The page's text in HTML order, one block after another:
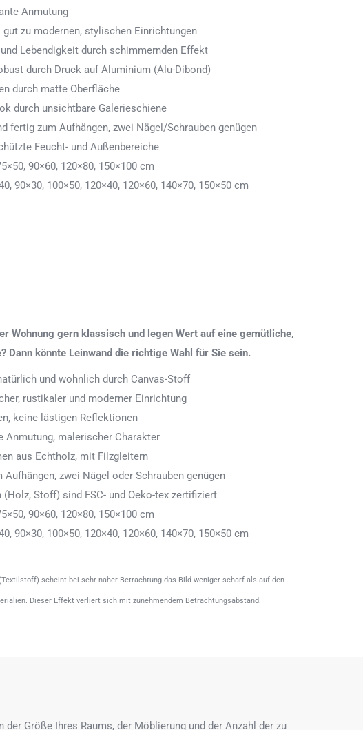
Anmutung
zu modernen, stylischen Einrichtungen
Lebendigkeit durch schimmernden Effekt
durch Druck auf Aluminium (Alu-Dibond)
durch matte Oberfläche
durch unsichtbare Galerieschiene
fertig zum Aufhängen, zwei Nägel/Schrauben genügen
Feucht- und Außenbereiche
90×60, 120×80, 150×100 cm
90×30, 100×50, 120×40, 120×60, 140×70, 150×50 cm
Wohnung gern klassisch und legen Wert auf eine gemütliche,
Dann könnte Leinwand die richtige Wahl für Sie sein.
und wohnlich durch Canvas-Stoff
rustikaler und moderner Einrichtung
keine lästigen Reflektionen
Anmutung, malerischer Charakter
aus Echtholz, mit Filzgleitern
Aufhängen, zwei Nägel oder Schrauben genügen
Stoff) sind FSC- und Oeko-tex zertifiziert
90×60, 120×80, 150×100 cm
90×30, 100×50, 120×40, 120×60, 140×70, 150×50 cm
scheint bei sehr naher Betrachtung das Bild weniger scharf als auf den
Dieser Effekt verliert sich mit zunehmendem Betrachtungsabstand.
der Größe Ihres Raums, der Möblierung und der Anzahl der zu